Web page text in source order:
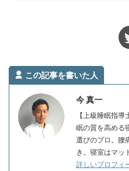
この記事を書いた人
今 真一
【上級睡眠指
眠の質を高める
選びのプロ。腰
き。寝室はマッ
詳しいプロフィ